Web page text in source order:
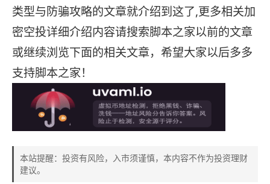
类型与防骗攻略的文章就介绍到这了,更多相关加
密空投详细介绍内容请搜索脚本之家以前的文章
或继续浏览下面的相关文章，希望大家以后多多
支持脚本之家！
本站提醒：投资有风险，入市须谨慎，本内容不作为投资理财
建议。